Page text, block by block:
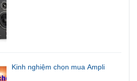
Kinh nghiệm chọn mua Ampli